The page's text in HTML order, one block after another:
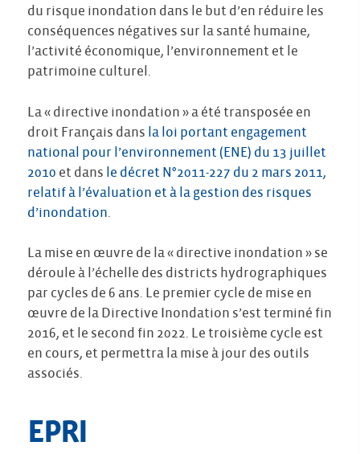
du risque inondation dans le but d’en réduire les
conséquences négatives sur la santé humaine,
l’activité économique, l’environnement et le
patrimoine culturel.
La « directive inondation » a été transposée en
droit Français dans la loi portant engagement
national pour l’environnement (ENE) du 13 juillet
2010 et dans le décret N°2011-227 du 2 mars 2011,
relatif à l’évaluation et à la gestion des risques
d’inondation.
La mise en œuvre de la « directive inondation » se
déroule à l’échelle des districts hydrographiques
par cycles de 6 ans. Le premier cycle de mise en
œuvre de la Directive Inondation s’est terminé fin
2016, et le second fin 2022. Le troisième cycle est
en cours, et permettra la mise à jour des outils
associés.
EPRI